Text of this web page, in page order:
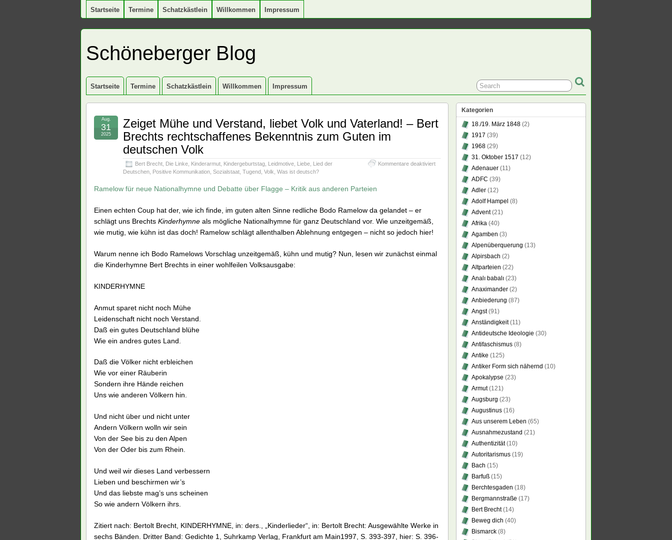
Startseite Termine Schatzkästlein Willkommen Impressum
Schöneberger Blog
Startseite Termine Schatzkästlein Willkommen Impressum
Zeiget Mühe und Verstand, liebet Volk und Vaterland! – Bert
Brechts rechtschaffenes Bekenntnis zum Guten im
deutschen Volk
Bert Brecht Die Linke Kinderarmut Kindergeburtstag Leidmotive Liebe Lied der
Deutschen Positive Kommunikation Sozialstaat Tugend Volk Was ist deutsch?
Kommentare deaktiviertfür
Brechts
rechtschaffenes
Aug.
31
2025
Ramelow für neue Nationalhymne und Debatte über Flagge – Kritik aus anderen Parteien
Einen echten Coup hat der, wie ich finde, im guten alten Sinne redliche Bodo Ramelow da gelandet – er
schlägt uns Brechts Kinderhymne als mögliche Nationalhymne für ganz Deutschland vor. Wie unzeitgemäß,
wie mutig, wie kühn ist das doch! Ramelow schlägt allenthalben Ablehnung entgegen – nicht so jedoch hier!
Warum nenne ich Bodo Ramelows Vorschlag unzeitgemäß, kühn und mutig? Nun, lesen wir zunächst einmal
die Kinderhymne Bert Brechts in einer wohlfeilen Volksausgabe:
KINDERHYMNE
Anmut sparet nicht noch Mühe
Leidenschaft nicht noch Verstand.
Daß ein gutes Deutschland blühe
Wie ein andres gutes Land.
Daß die Völker nicht erbleichen
Wie vor einer Räuberin
Sondern ihre Hände reichen
Uns wie anderen Völkern hin.
Und nicht über und nicht unter
Andern Völkern wolln wir sein
Von der See bis zu den Alpen
Von der Oder bis zum Rhein.
Und weil wir dieses Land verbessern
Lieben und beschirmen wir’s
Und das liebste mag’s uns scheinen
So wie andern Völkern ihrs.
Zitiert nach: Bertolt Brecht, KINDERHYMNE, in: ders., „Kinderlieder“, in: Bertolt Brecht: Ausgewählte Werke in
sechs Bänden. Dritter Band: Gedichte 1, Suhrkamp Verlag, Frankfurt am Main1997, S. 393-397, hier: S. 396-
Kategorien
18./19. März 1848 (2)
1917 (39)
1968 (29)
31. Oktober 1517 (12)
Adenauer (11)
ADFC (39)
Adler (12)
Adolf Hampel (8)
Advent(21)
Afrika (40)
Agamben (3)
Alpenüberquerung (13)
Alpirsbach (2)
Altparteien (22)
Analı babalı (23)
Anaximander (2)
Anbiederung (87)
Angst(91)
Anständigkeit(11)
Antideutsche Ideologie (30)
Antifaschismus (8)
Antike (125)
Antiker Form sich nähernd (10)
Apokalypse (23)
Armut(121)
Augsburg (23)
Augustinus (16)
Aus unserem Leben (65)
Ausnahmezustand (21)
Authentizität(10)
Autoritarismus (19)
Bach (15)
Barfuß (15)
Berchtesgaden (18)
Bergmannstraße (17)
Bert Brecht(14)
Beweg dich (40)
Bismarck (8)